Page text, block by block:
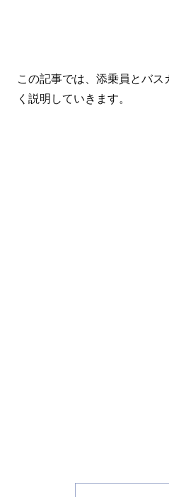
この記事では、添乗員とバ
く説明していきます。